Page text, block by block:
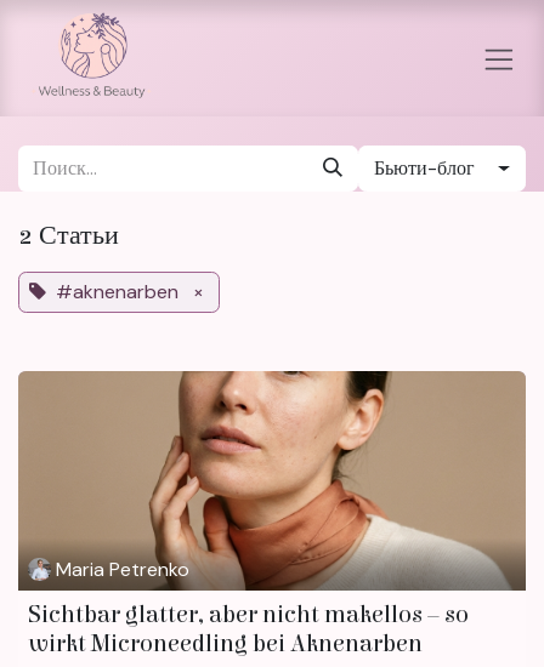
Перейти к содержимому
Бьюти-блог
2 Статьи
#aknenarben ×
Maria Petrenko
Sichtbar glatter, aber nicht makellos – so
wirkt Microneedling bei Aknenarben